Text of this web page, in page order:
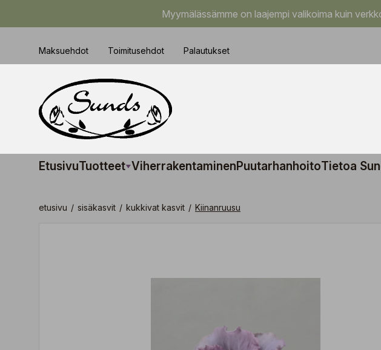
Myymälässämme on laajempi valikoima kuin
Maksuehdot Toimitusehdot Palautukset
EtusivuTuotteet ViherrakentaminenPuutarhanhoitoTietoa
etusivu / sisäkasvit / kukkivat kasvit / Kiinanruusu